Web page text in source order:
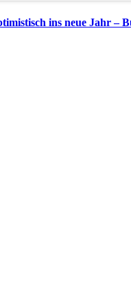
ins neue Jahr –